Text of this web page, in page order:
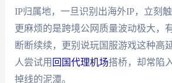
IP归属地，一旦识别出海外IP，立刻
更麻烦的是跨境公网质量波动极大，
断断续续，更别说玩国服游戏这种高
人尝试用 回国代理机场搭桥，却常陷
掉线的泥潭。